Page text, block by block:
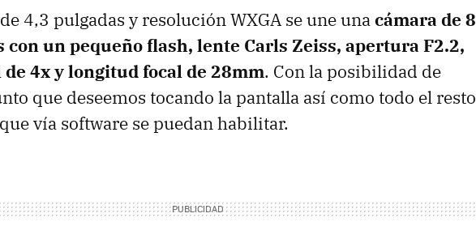
4,3 pulgadas y resolución WXGA se une unacámara de 8
con un pequeño flash, lente Carls Zeiss, apertura F2.2,
4x y longitud focal de 28mm. Con la posibilidad de
que deseemos tocando la pantalla así como todo el resto
vía software se puedan habilitar.